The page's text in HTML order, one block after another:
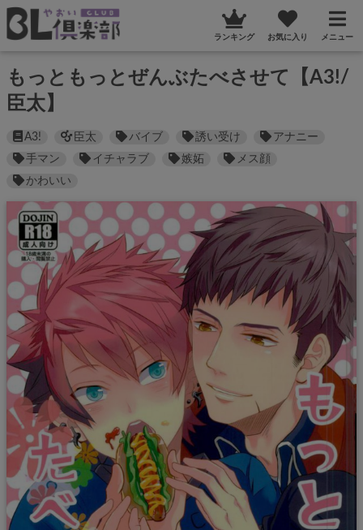
ランキング お気に入り メニュー
もっともっとぜんぶたべさせて【A3!/
臣太】
A3! 臣太 バイブ 誘い受け
アナニー
手マン
イチャラブ 嫉妬
メス顔
かわいい